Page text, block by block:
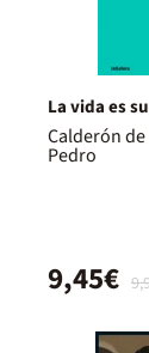
La vida es
Calderón de
Pedro
9,45€